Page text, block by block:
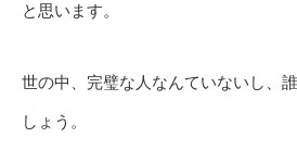
と思います。
世の中、完璧な人なんていないし、
しょう。